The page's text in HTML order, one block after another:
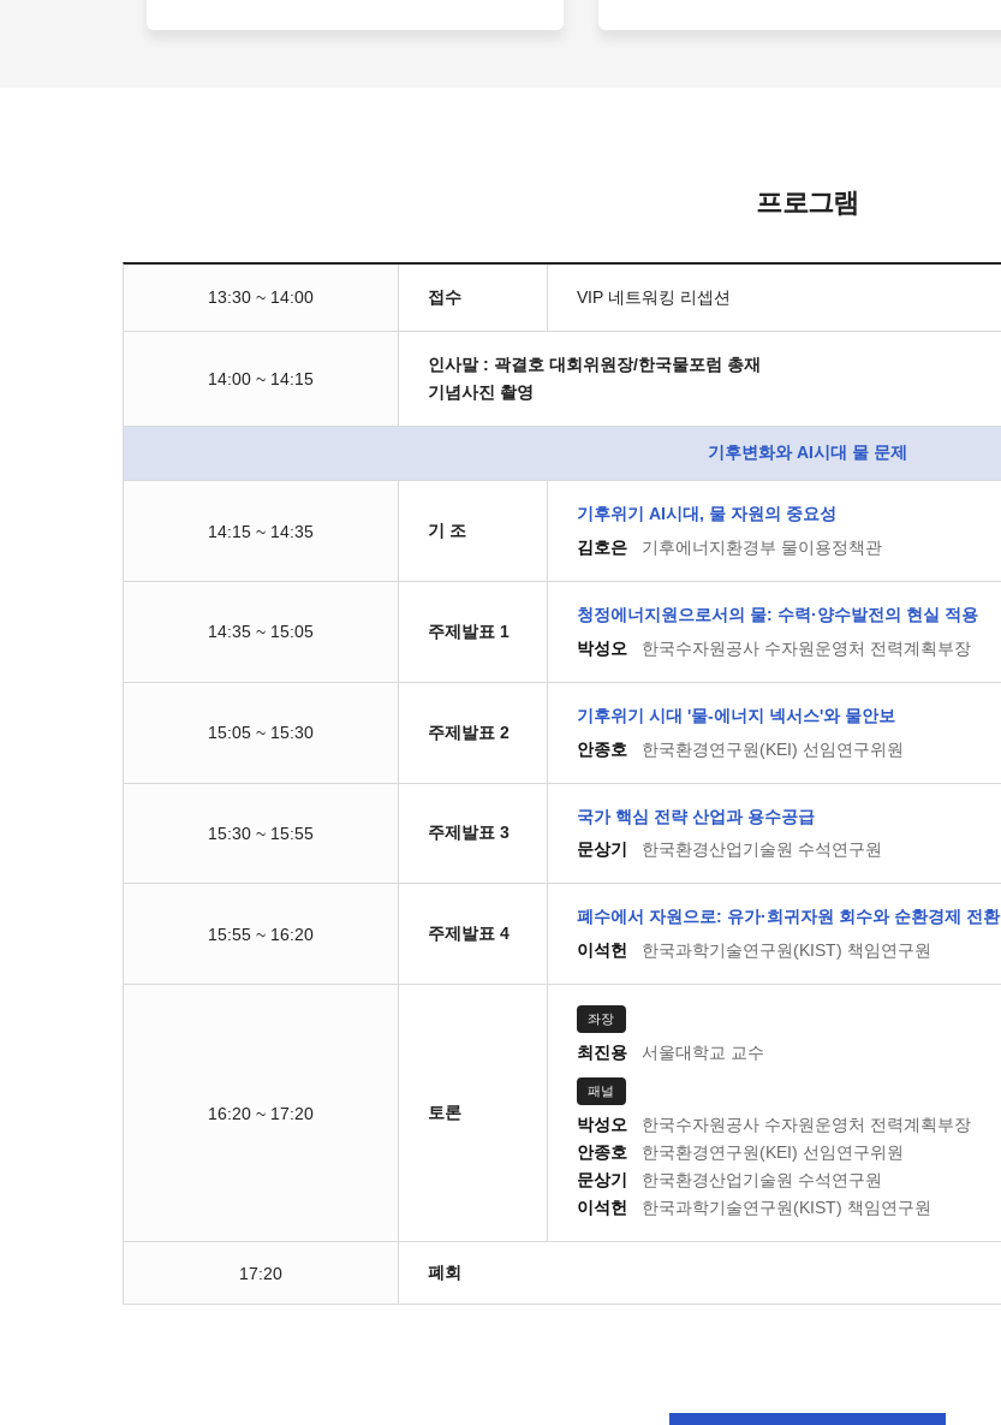
프로그램
13:30 ~ 14:00 접수 VIP 네트워킹 리셉션
14:00 ~ 14:15
인사말 : 곽결호 대회위원장/한국물포럼 총재
기념사진 촬영
기후변화와 AI시대 물 문제
14:15 ~ 14:35 기 조
기후위기 AI시대, 물 자원의 중요성
김호은
기후에너지환경부 물이용정책관
14:35 ~ 15:05 주제발표 1
청정에너지원으로서의 물: 수력·양수발전의 현실 적용
박성오
한국수자원공사 수자원운영처 전력계획부장
15:05 ~ 15:30 주제발표 2
기후위기 시대 '물-에너지 넥서스'와 물안보
안종호
한국환경연구원(KEI) 선임연구위원
15:30 ~ 15:55 주제발표 3
국가 핵심 전략 산업과 용수공급
문상기
한국환경산업기술원 수석연구원
15:55 ~ 16:20 주제발표 4
폐수에서 자원으로: 유가·희귀자원 회수와 순환경제 전환
이석헌
한국과학기술연구원(KIST) 책임연구원
16:20 ~ 17:20 토론
좌장
최진용 서울대학교 교수
패널
박성오
한국수자원공사 수자원운영처 전력계획부장
안종호
한국환경연구원(KEI) 선임연구위원
문상기
한국환경산업기술원 수석연구원
이석헌
한국과학기술연구원(KIST) 책임연구원
17:20 폐회